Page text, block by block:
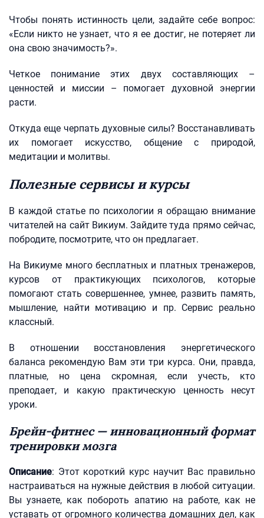
Чтобы понять истинность цели, задайте себе вопрос:
«Если никто не узнает, что я ее достиг, не потеряет ли
она свою значимость?».
Четкое понимание этих двух составляющих –
ценностей и миссии – помогает духовной энергии
расти.
Откуда еще черпать духовные силы? Восстанавливать
их помогает искусство, общение с природой,
медитации и молитвы.
Полезные сервисы и курсы
В каждой статье по психологии я обращаю внимание
читателей на сайт Викиум. Зайдите туда прямо сейчас,
побродите, посмотрите, что он предлагает.
На Викиуме много бесплатных и платных тренажеров,
курсов от практикующих психологов, которые
помогают стать совершеннее, умнее, развить память,
мышление, найти мотивацию и пр. Сервис реально
классный.
В отношении восстановления энергетического
баланса рекомендую Вам эти три курса. Они, правда,
платные, но цена скромная, если учесть, кто
преподает, и какую практическую ценность несут
уроки.
Брейн-фитнес — инновационный формат
тренировки мозга
Описание: Этот короткий курс научит Вас правильно
настраиваться на нужные действия в любой ситуации.
Вы узнаете, как побороть апатию на работе, как не
уставать от огромного количества домашних дел, как